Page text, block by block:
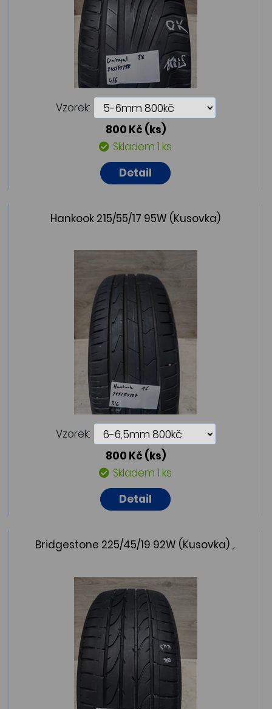
Vzorek:
800 Kč (ks)
Skladem 1 ks
Detail
Hankook 215/55/17 95W (Kusovka)
Vzorek:
800 Kč (ks)
Skladem 1 ks
Detail
Bridgestone 225/45/19 92W (Kusovka) ,.